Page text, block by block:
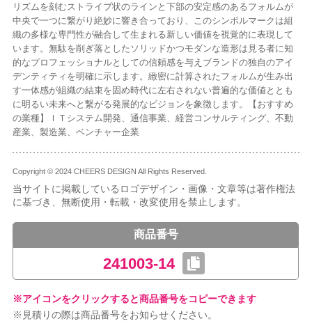
リズムを刻むストライプ状のラインと下部の安定感のあるフォルムが
中央で一つに繋がり絶妙に響き合っており、このシンボルマークは組
織の多様な専門性が融合して生まれる新しい価値を視覚的に表現して
います。無駄を削ぎ落としたソリッドかつモダンな造形は見る者に知
的なプロフェッショナルとしての信頼感を与えブランドの独自のアイ
デンティティを明確に示します。緻密に計算されたフォルムが生み出
す一体感が組織の結束を固め時代に左右されない普遍的な価値ととも
に明るい未来へと繋がる発展的なビジョンを象徴します。【おすすめ
の業種】ＩＴシステム開発、通信事業、経営コンサルティング、不動
産業、製造業、ベンチャー企業
Copyright © 2024 CHEERS DESIGN All Rights Reserved.
当サイトに掲載しているロゴデザイン・画像・文章等は著作権法
に基づき、無断使用・転載・改変使用を禁止します。
商品番号
241003-14
※アイコンをクリックすると商品番号をコピーできます
※見積りの際は商品番号をお知らせください。